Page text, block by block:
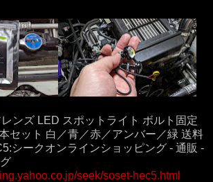
ンズ LED スポットライト ボルト固定
セット 白／青／赤／アンバー／緑 送料
シークオンラインショッピング - 通販 -
seek/soset-hec5.html